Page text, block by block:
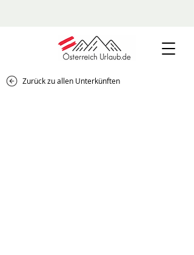
Zurück zu allen Unterkünften